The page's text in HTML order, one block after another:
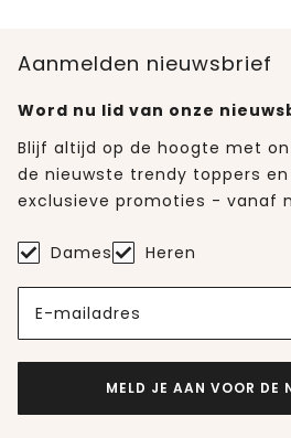
Aanmelden nieuwsbrief
Word nu lid van onze
Blijf altijd op de hoogte met
de nieuwste trendy toppers
exclusieve promoties - vanaf
Dames Heren
E-mailadres
MELD JE AAN VOOR DE